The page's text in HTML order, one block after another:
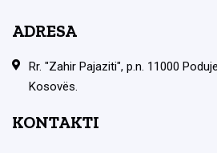
ADRESA
Rr. "Zahir Pajaziti", p.n. 11000
Kosovës.
KONTAKTI